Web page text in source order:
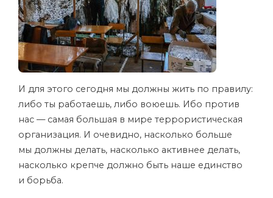
И для этого сегодня мы должны жить по правилу:
либо ты работаешь, либо воюешь. Ибо против
нас — самая большая в мире террористическая
организация. И очевидно, насколько больше
мы должны делать, насколько активнее делать,
насколько крепче должно быть наше единство
и борьба.